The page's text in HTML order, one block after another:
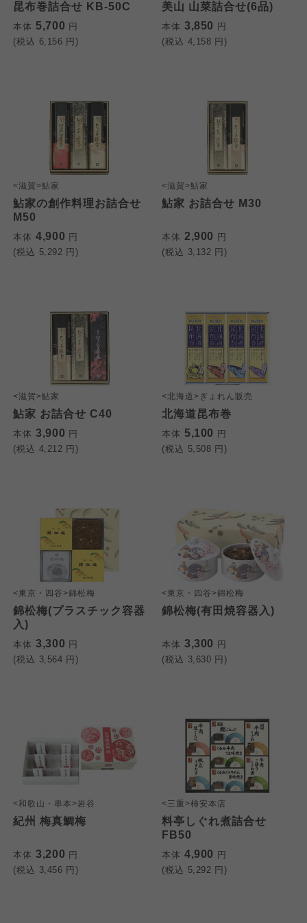
昆布巻詰合せ KB-50C
本体 5,700 円
(税込 6,156 円)
美山 山菜詰合せ(6品)
本体 3,850 円
(税込 4,158 円)
<滋賀>鮎家
鮎家の創作料理お詰合せ
M50
本体 4,900 円
(税込 5,292 円)
<滋賀>鮎家
鮎家 お詰合せ M30
本体 2,900 円
(税込 3,132 円)
<滋賀>鮎家
鮎家 お詰合せ C40
本体 3,900 円
(税込 4,212 円)
<北海道>ぎょれん販売
北海道昆布巻
本体 5,100 円
(税込 5,508 円)
<東京・四谷>錦松梅
錦松梅(プラスチック容器
入)
本体 3,300 円
(税込 3,564 円)
<東京・四谷>錦松梅
錦松梅(有田焼容器入)
本体 3,300 円
(税込 3,630 円)
<和歌山・串本>岩谷
紀州 梅真鯛梅
本体 3,200 円
(税込 3,456 円)
<三重>柿安本店
料亭しぐれ煮詰合せ
FB50
本体 4,900 円
(税込 5,292 円)